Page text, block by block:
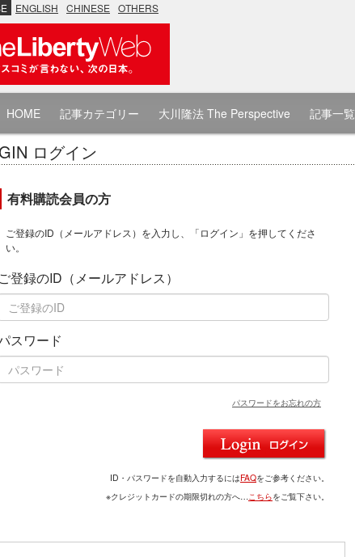
ENGLISH CHINESE OTHERS
HOME 記事カテゴリー 大川隆法 The Perspective 記事一覧
ログイン
有料購読会員の方
ご登録のID（メールアドレス）を入力し、「ログイン」を押してくださ
い。
ご登録のID（メールアドレス）
スワード
パスワードをお忘れの方
ID・パスワードを自動入力するにはFAQをご参考ください。
※クレジットカードの期限切れの方へ…こちらをご覧下さい。